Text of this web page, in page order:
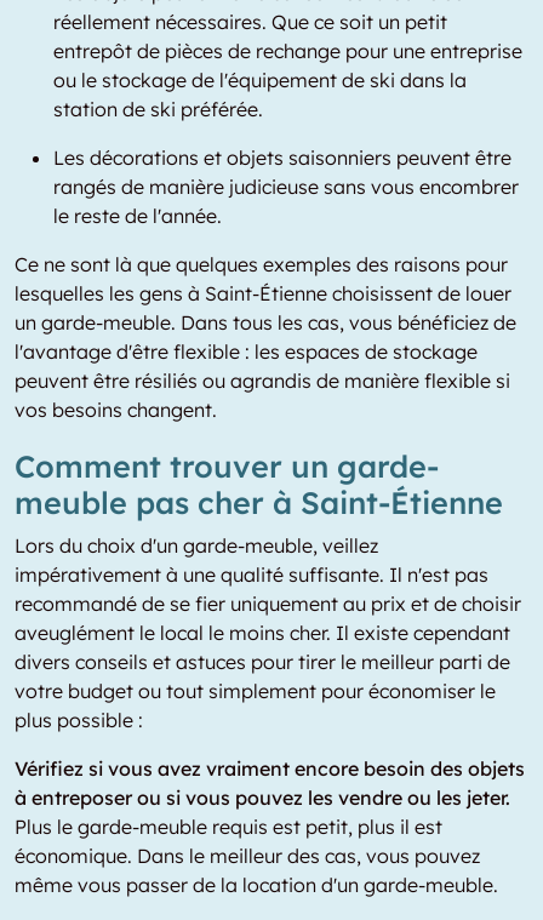
réellement nécessaires. Que ce soit un petit
entrepôt de pièces de rechange pour une entreprise
ou le stockage de l'équipement de ski dans la
station de ski préférée.
Les décorations et objets saisonniers peuvent être
rangés de manière judicieuse sans vous encombrer
le reste de l'année.
Ce ne sont là que quelques exemples des raisons pour
lesquelles les gens à Saint-Étienne choisissent de louer
un garde-meuble. Dans tous les cas, vous bénéficiez de
l'avantage d'être flexible : les espaces de stockage
peuvent être résiliés ou agrandis de manière flexible si
vos besoins changent.
Comment trouver un garde-
meuble pas cher à Saint-Étienne
Lors du choix d'un garde-meuble, veillez
impérativement à une qualité suffisante. Il n'est pas
recommandé de se fier uniquement au prix et de choisir
aveuglément le local le moins cher. Il existe cependant
divers conseils et astuces pour tirer le meilleur parti de
votre budget ou tout simplement pour économiser le
plus possible :
Vérifiez si vous avez vraiment encore besoin des objets
à entreposer ou si vous pouvez les vendre ou les jeter.
Plus le garde-meuble requis est petit, plus il est
économique. Dans le meilleur des cas, vous pouvez
même vous passer de la location d'un garde-meuble.